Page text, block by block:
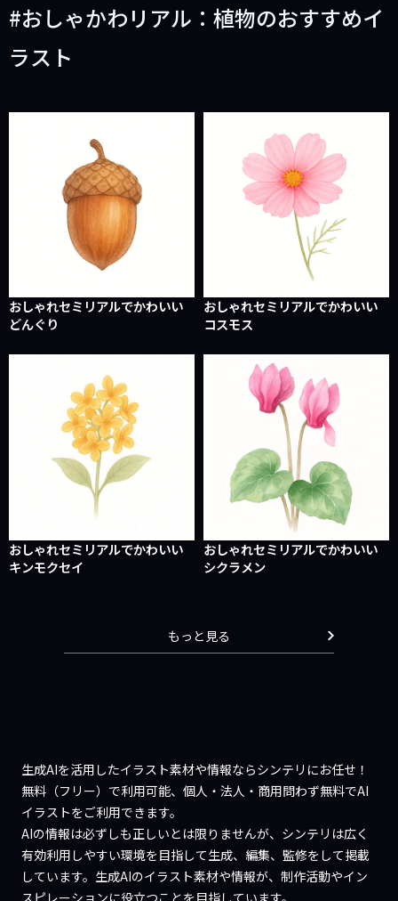
おしゃかわリアル：植物のおすすめイ
ラスト
おしゃれセミリアルでかわいい
どんぐり
おしゃれセミリアルでかわいい
コスモス
おしゃれセミリアルでかわいい
キンモクセイ
おしゃれセミリアルでかわいい
シクラメン
もっと見る
生成AIを活用したイラスト素材や情報ならシンテリにお任せ！
無料（フリー）で利用可能、個人・法人・商用問わず無料でAI
イラストをご利用できます。
AIの情報は必ずしも正しいとは限りませんが、シンテリは広く
有効利用しやすい環境を目指して生成、編集、監修をして掲載
しています。生成AIのイラスト素材や情報が、制作活動やイン
スピレーションに役立つことを目指しています。